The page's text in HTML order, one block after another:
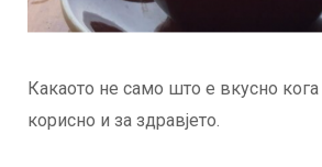
Какаото не само што е вкусно кога
корисно и за здравјето.